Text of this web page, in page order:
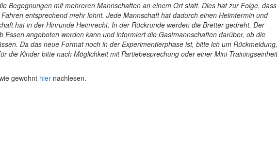
Begegnungen mit mehreren Mannschaften an einem Ort statt. Dies hat zur Folge, dass
entsprechend mehr lohnt. Jede Mannschaft hat dadurch einen Heimtermin und
hat in der Hinrunde Heimrecht. In der Rückrunde werden die Bretter gedreht. Der
Essen angeboten werden kann und informiert die Gastmannschaften darüber, ob die
Da das neue Format noch in der Experimentierphase ist, bitte ich um Rückmeldung,
die Kinder bitte nach Möglichkeit mit Partiebesprechung oder einer Mini-Trainingseinheit
gewohnt hier nachlesen.